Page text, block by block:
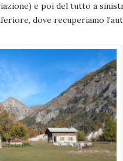
e poi del tutto a
dove recuperiamo